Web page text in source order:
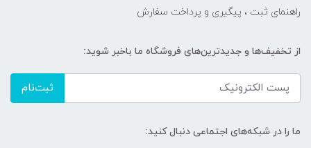
راهنمای ثبت ، پیگیری و پرداخت سفارش
از تخفیف‌ها و جدیدترین‌های فروشگاه ما باخبر شوید:
ثبت‌نام
ما را در شبکه‌های اجتماعی دنبال کنید: